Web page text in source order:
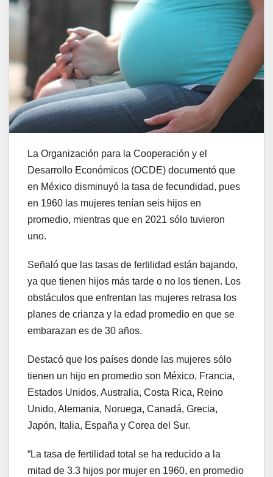
La Organización para la Cooperación y el
Desarrollo Económicos (OCDE) documentó que
en México disminuyó la tasa de fecundidad, pues
en 1960 las mujeres tenían seis hijos en
promedio, mientras que en 2021 sólo tuvieron
uno.
Señaló que las tasas de fertilidad están bajando,
ya que tienen hijos más tarde o no los tienen. Los
obstáculos que enfrentan las mujeres retrasa los
planes de crianza y la edad promedio en que se
embarazan es de 30 años.
Destacó que los países donde las mujeres sólo
tienen un hijo en promedio son México, Francia,
Estados Unidos, Australia, Costa Rica, Reino
Unido, Alemania, Noruega, Canadá, Grecia,
Japón, Italia, España y Corea del Sur.
“La tasa de fertilidad total se ha reducido a la
mitad de 3.3 hijos por mujer en 1960, en promedio